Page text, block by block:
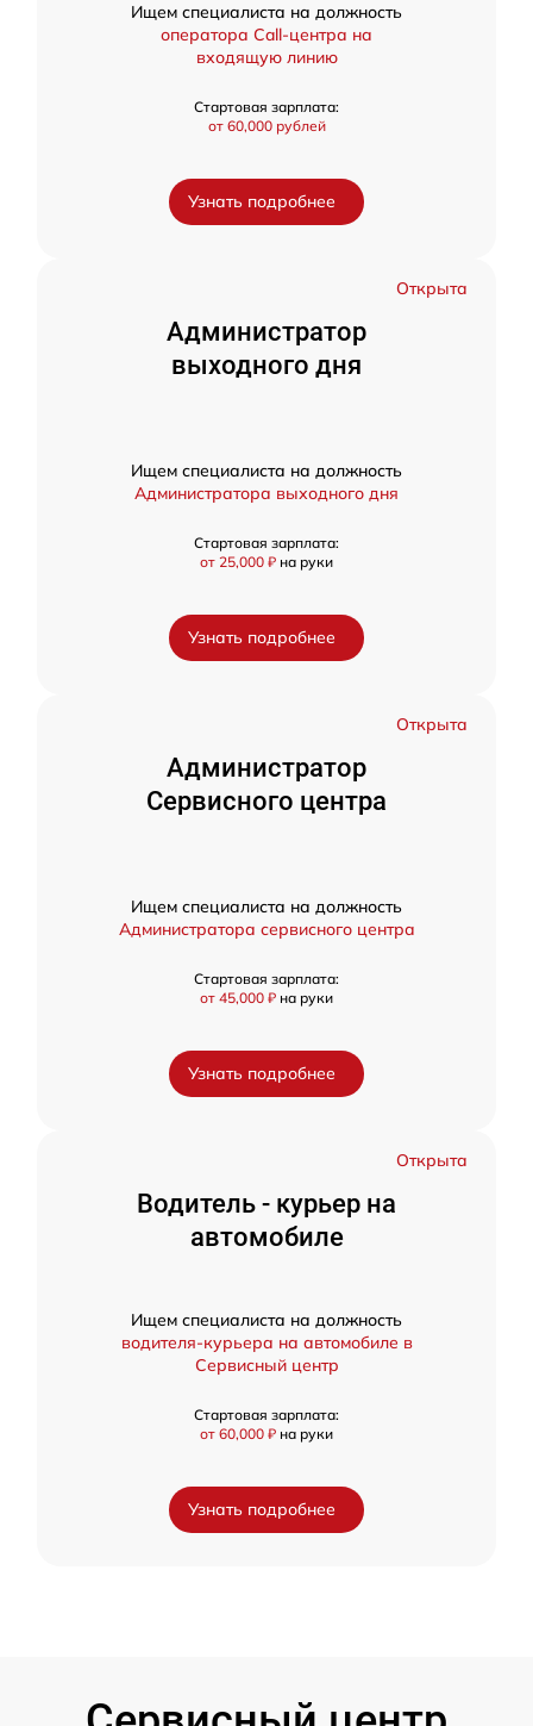
Ищем специалиста на должность
оператора Call-центра на
входящую линию
Стартовая зарплата:
от 60,000 рублей
Узнать подробнее
Открыта
Администратор
выходного дня
Ищем специалиста на должность
Администратора выходного дня
Стартовая зарплата:
от 25,000 ₽ на руки
Узнать подробнее
Открыта
Администратор
Сервисного центра
Ищем специалиста на должность
Администратора сервисного центра
Стартовая зарплата:
от 45,000 ₽ на руки
Узнать подробнее
Открыта
Водитель - курьер на
автомобиле
Ищем специалиста на должность
водителя-курьера на автомобиле в
Сервисный центр
Стартовая зарплата:
от 60,000 ₽ на руки
Узнать подробнее